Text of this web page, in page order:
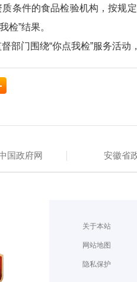
条件的食品检验机构，按规
检”结果。
部门围绕“你点我检”服务活
国政府网 安徽省
关于本站
网站地图
隐私保护